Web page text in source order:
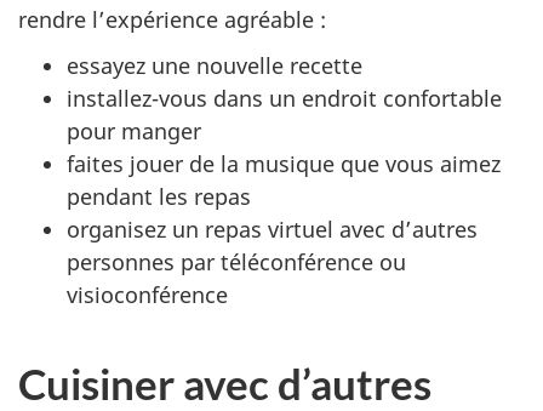
rendre l’expérience agréable :
essayez une nouvelle recette
installez-vous dans un endroit confortable
pour manger
faites jouer de la musique que vous aimez
pendant les repas
organisez un repas virtuel avec d’autres
personnes par téléconférence ou
visioconférence
Cuisiner avec d’autres